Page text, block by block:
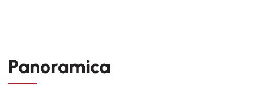
Panoramica